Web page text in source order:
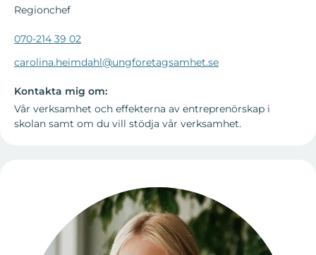
Regionchef
070-214 39 02
carolina.heimdahl@ungforetagsamhet.se
Kontakta mig om:
Vår verksamhet och effekterna av entreprenörskap i
skolan samt om du vill stödja vår verksamhet.